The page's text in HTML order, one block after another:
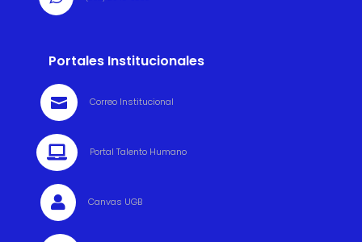
Portales Institucionales
 Correo Institucional
 Portal Talento Humano
 Canvas UGB